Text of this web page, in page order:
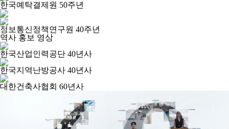
한국예탁결제원 50주년
정보통신정책연구원 40주년
역사 홍보 영상
한국산업인력공단 40년사
한국지역난방공사 40년사
대한건축사협회 60년사